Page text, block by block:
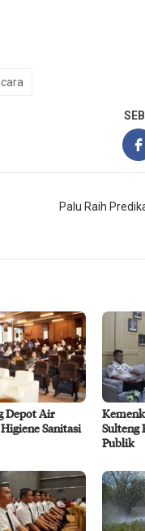
Palu Raih
Depot Air
Sanitasi
Sulteng
Publik